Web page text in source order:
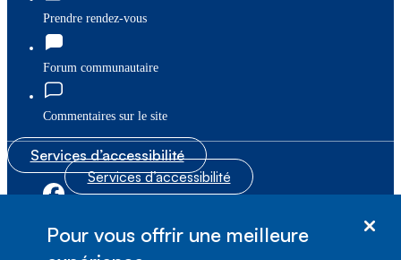
Prendre rendez-vous
Forum communautaire
Commentaires sur le site
Services d’accessibilité
Services d’accessibilité
Pour vous offrir une meilleure